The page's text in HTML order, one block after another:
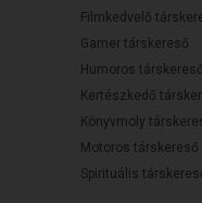
Filmkedvelő
Gamer társkereső
Humoros társkereső
Kertészkedő
Könyvmoly
Motoros társkereső
Spirituális